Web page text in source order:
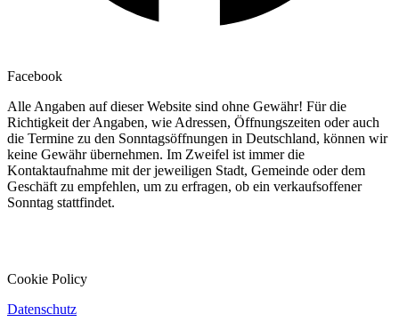
Facebook
Alle Angaben auf dieser Website sind ohne Gewähr! Für die
Richtigkeit der Angaben, wie Adressen, Öffnungszeiten oder auch
die Termine zu den Sonntagsöffnungen in Deutschland, können wir
keine Gewähr übernehmen. Im Zweifel ist immer die
Kontaktaufnahme mit der jeweiligen Stadt, Gemeinde oder dem
Geschäft zu empfehlen, um zu erfragen, ob ein verkaufsoffener
Sonntag stattfindet.
Cookie Policy
Datenschutz